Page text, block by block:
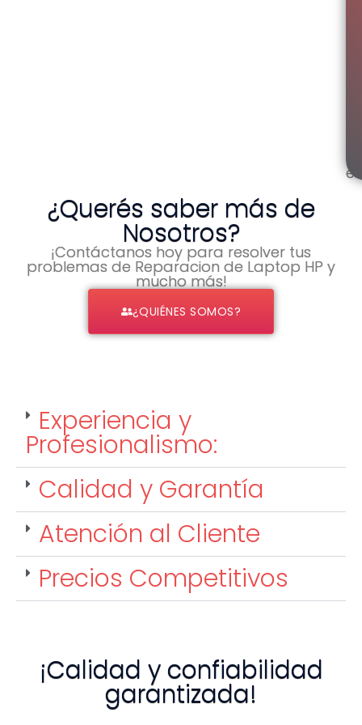
¿Querés saber más de
Nosotros?
¡Contáctanos hoy para resolver tus
problemas de Reparacion de Laptop HP y
mucho más!
¿QUIÉNES SOMOS?
Experiencia y
Profesionalismo:
Calidad y Garantía
Atención al Cliente
Precios Competitivos
¡Calidad y confiabilidad
garantizada!